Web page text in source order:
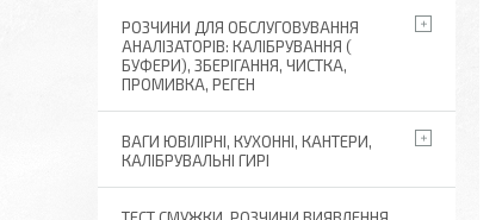
РОЗЧИНИ ДЛЯ ОБСЛУГОВУВАННЯ
АНАЛІЗАТОРІВ: КАЛІБРУВАННЯ (
БУФЕРИ), ЗБЕРІГАННЯ, ЧИСТКА,
ПРОМИВКА, РЕГЕН
ВАГИ ЮВІЛІРНІ, КУХОННІ, КАНТЕРИ,
КАЛІБРУВАЛЬНІ ГИРІ